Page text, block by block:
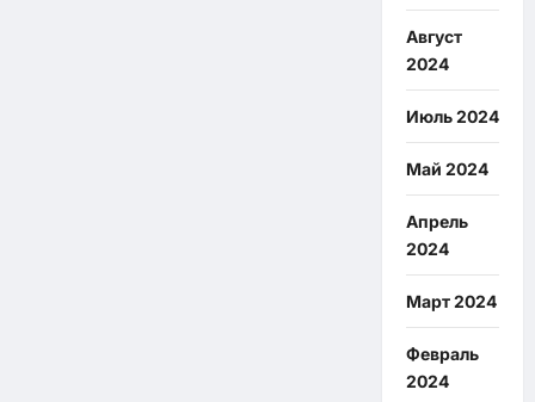
Август
2024
Июль 2024
Май 2024
Апрель
2024
Март 2024
Февраль
2024